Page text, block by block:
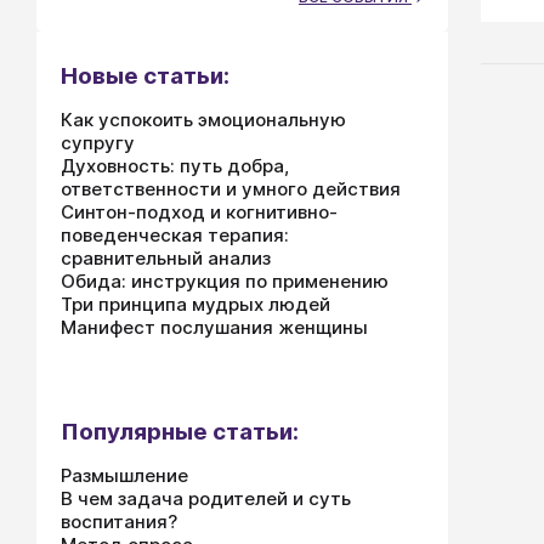
Новые статьи:
Как успокоить эмоциональную
супругу
Духовность: путь добра,
ответственности и умного действия
Синтон-подход и когнитивно-
поведенческая терапия:
сравнительный анализ
Обида: инструкция по применению
Три принципа мудрых людей
Манифест послушания женщины
Популярные статьи:
Размышление
В чем задача родителей и суть
воспитания?